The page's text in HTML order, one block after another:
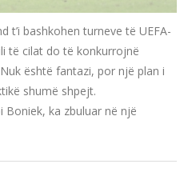
t’i bashkohen turneve të UEFA-
të cilat do të konkurrojnë
është fantazi, por një plan i
shumë shpejt.
Boniek, ka zbuluar në një